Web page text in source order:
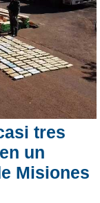
tres
un
Misiones